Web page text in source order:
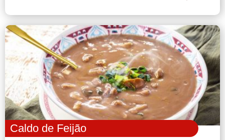
Caldo de Feijão